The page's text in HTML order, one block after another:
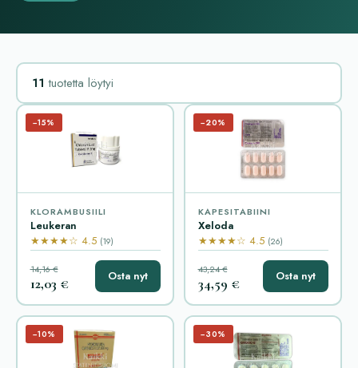
11 tuotetta löytyi
−15%
KLORAMBUSIILI
Leukeran
★★★★☆ 4.5 (19)
14,16 €
12,03 € Osta nyt
−20%
KAPESITABIINI
Xeloda
★★★★☆ 4.5 (26)
43,24 €
34,59 € Osta nyt
−10% −30%